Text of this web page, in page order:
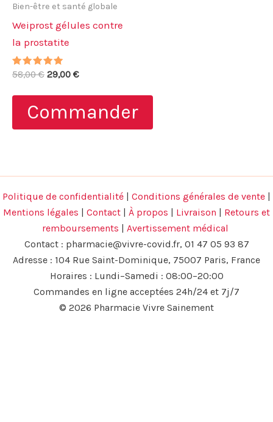
Bien-être et santé globale
Weiprost gélules contre
la prostatite
Note
58,00€ Le
initial
était :
58,00 €.
29,00 €Le
actuel
est :
29,00 €.
Commander
Politique de confidentialité | Conditions générales de vente |
Mentions légales | Contact | À propos | Livraison | Retours et
remboursements | Avertissement médical
Contact : pharmacie@vivre-covid.fr, 01 47 05 93 87
Adresse : 104 Rue Saint-Dominique, 75007 Paris, France
Horaires : Lundi–Samedi : 08:00–20:00
Commandes en ligne acceptées 24h/24 et 7j/7
© 2026 Pharmacie Vivre Sainement